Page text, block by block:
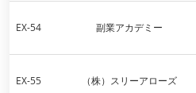
EX-54 副業アカデミー
EX-55 （株）スリーアローズ